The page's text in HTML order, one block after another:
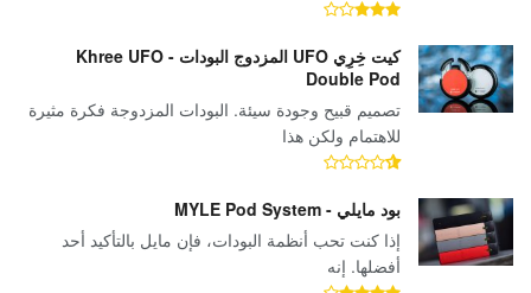
كيت خِرِي UFO المزدوج البودات - Khree UFO
Double Pod
تصميم قبيح وجودة سيئة. البودات المزدوجة فكرة مثيرة
للاهتمام ولكن هذا
بود مايلي - MYLE Pod System
إذا كنت تحب أنظمة البودات، فإن مايل بالتأكيد أحد
أفضلها. إنه